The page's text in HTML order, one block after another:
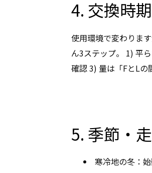
4. 交換時
使用環境で変わりま
ん3ステップ。 1) 平
確認 3) 量は「FとL
5. 季節・
寒冷地の冬：